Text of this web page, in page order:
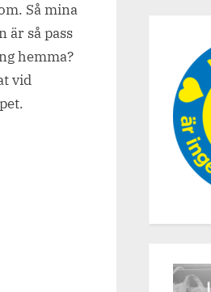
Så mina
är så pass
hemma?
vid